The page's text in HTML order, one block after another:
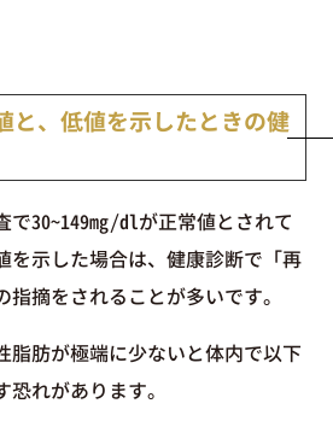
と、低値を示したときの健
で30~149mg/dlが正常値とされて
を示した場合は、健康診断で「再
摘をされることが多いです。
脂肪が極端に少ないと体内で以下
れがあります。